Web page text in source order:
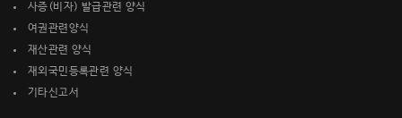
사증(비자) 발급관련 양식
여권관련양식
재산관련 양식
재외국민등록관련 양식
기타신고서